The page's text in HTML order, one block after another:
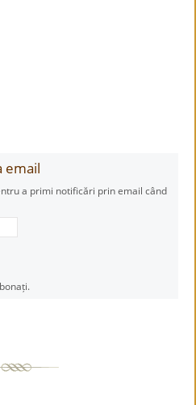
email
a primi notificări prin email când